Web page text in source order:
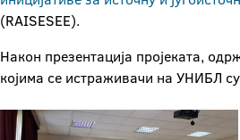
(RAISESEE).
Након презентација пројеката,
којима се истраживачи на УНИБЛ